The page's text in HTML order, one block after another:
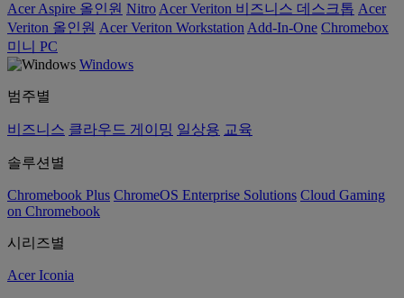
Acer Aspire 올인원 Nitro Acer Veriton 비즈니스 데스크톱 Acer
Veriton 올인원 Acer Veriton Workstation Add-In-One Chromebox
미니 PC
Windows
범주별
비즈니스 클라우드 게이밍 일상용 교육
솔루션별
Chromebook Plus ChromeOS Enterprise Solutions Cloud Gaming
on Chromebook
시리즈별
Acer Iconia